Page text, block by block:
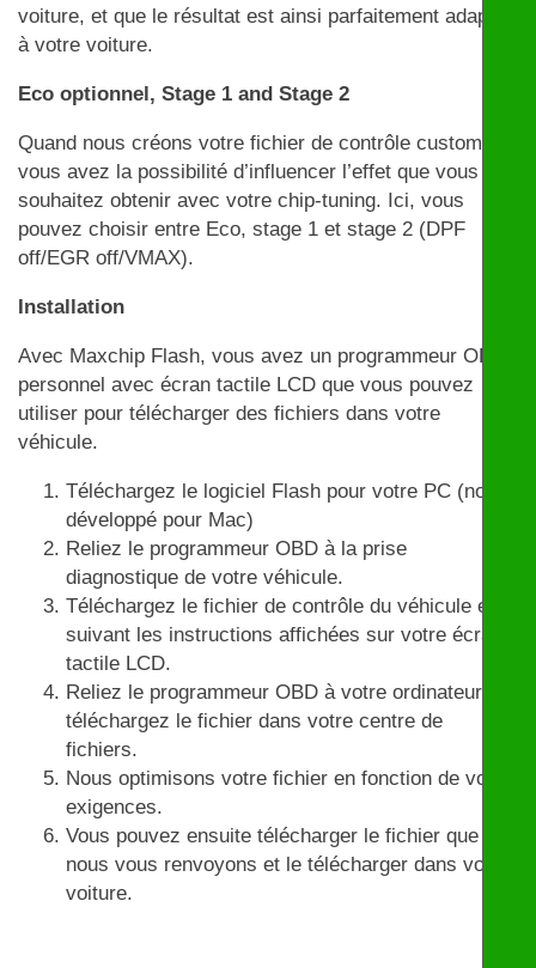
voiture, et que le résultat est ainsi parfaitement adapté
à votre voiture.
Eco optionnel, Stage 1 and Stage 2
Quand nous créons votre fichier de contrôle customisé,
vous avez la possibilité d’influencer l’effet que vous
souhaitez obtenir avec votre chip-tuning. Ici, vous
pouvez choisir entre Eco, stage 1 et stage 2 (DPF
off/EGR off/VMAX).
Installation
Avec Maxchip Flash, vous avez un programmeur OBD
personnel avec écran tactile LCD que vous pouvez
utiliser pour télécharger des fichiers dans votre
véhicule.
Téléchargez le logiciel Flash pour votre PC (non
développé pour Mac)
Reliez le programmeur OBD à la prise
diagnostique de votre véhicule.
Téléchargez le fichier de contrôle du véhicule en
suivant les instructions affichées sur votre écran
tactile LCD.
Reliez le programmeur OBD à votre ordinateur et
téléchargez le fichier dans votre centre de
fichiers.
Nous optimisons votre fichier en fonction de vos
exigences.
Vous pouvez ensuite télécharger le fichier que
nous vous renvoyons et le télécharger dans votre
voiture.